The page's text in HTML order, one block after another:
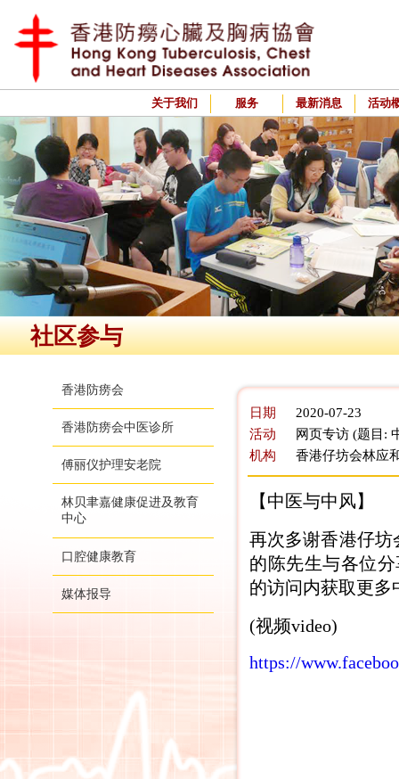
关于我们 服务 最新消息 活动
社区参与
香港防痨会
香港防痨会中医诊所
傅丽仪护理安老院
林贝聿嘉健康促进及教育
中心
口腔健康教育
媒体报导
日期
2020-07-23
活动
网页专访 (题目:
机构
香港仔坊会林应
【中医与中风】
再次多谢香港仔
的陈先生与各位
的访问内获取更
(视频video)
https://